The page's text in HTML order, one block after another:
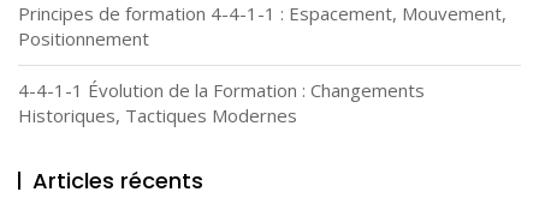
Principes de formation 4-4-1-1 : Espacement, Mouvement,
Positionnement
4-4-1-1 Évolution de la Formation : Changements
Historiques, Tactiques Modernes
Articles récents